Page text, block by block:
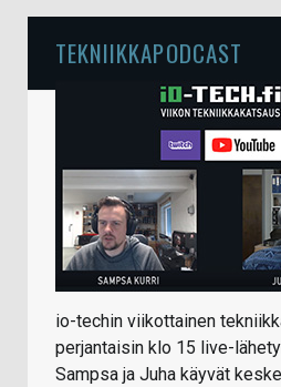
TEKNIIKKAPODCAST
io-techin viikottainen
perjantaisin klo 15 live-
Sampsa ja Juha käyvät